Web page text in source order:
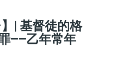
】| 基督徒的格
——乙年常年